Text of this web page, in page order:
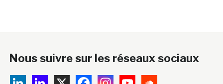
Nous suivre sur les réseaux sociaux